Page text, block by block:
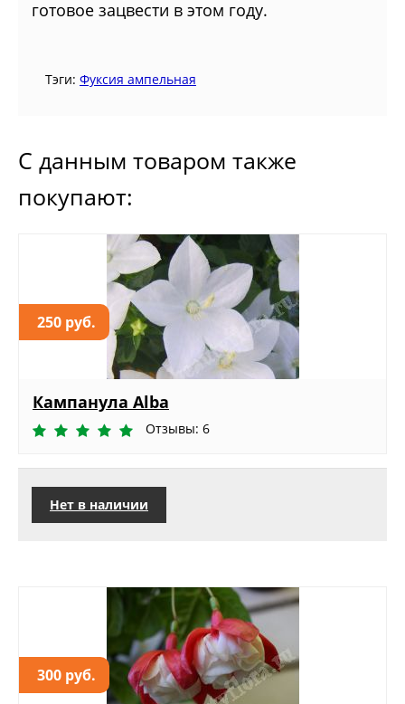
готовое зацвести в этом году.
Тэги: Фуксия ампельная
С данным товаром также
покупают:
250 руб.
Кампанула Alba
Отзывы: 6
Нет в наличии
300 руб.